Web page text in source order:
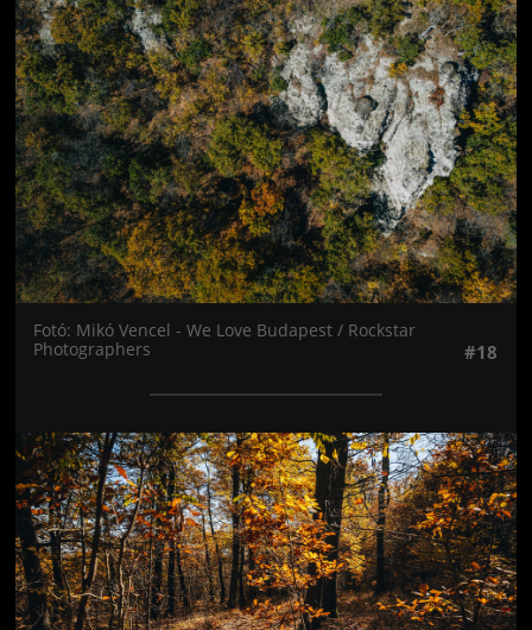
Fotó: Mikó Vencel - We Love Budapest / Rockstar
Photographers
#18
Jön még kép!